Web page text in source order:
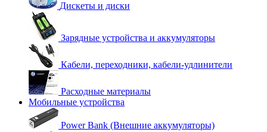
Дискеты и диски
Зарядные устройства и аккумуляторы
Кабели, переходники, кабели-удлинители
Расходные материалы
Мобильные устройства
Power Bank (Внешние аккумуляторы)